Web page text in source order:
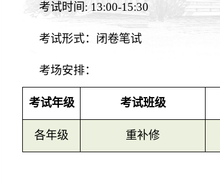
考试时间 : 13:00-15:30
考试形式：闭卷笔试
考场安排：
考试年级 考试班级
各年级 重补修